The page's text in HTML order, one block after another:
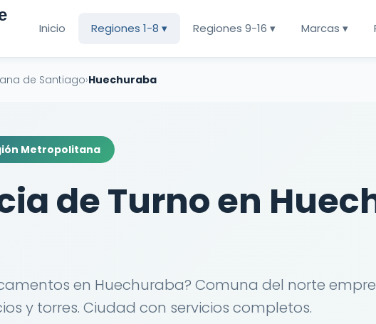
Inicio Regiones 1-8 ▾ Regiones 9-16 ▾ Marcas ▾
de Santiago›Huechuraba
Metropolitana
de Turno en
en Huechuraba? Comuna del norte
y torres. Ciudad con servicios completos.